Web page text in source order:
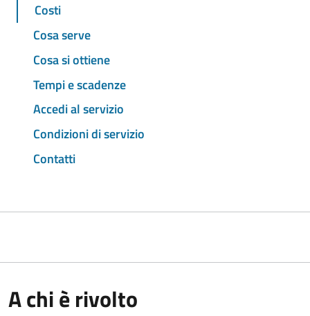
Costi
Cosa serve
Cosa si ottiene
Tempi e scadenze
Accedi al servizio
Condizioni di servizio
Contatti
A chi è rivolto